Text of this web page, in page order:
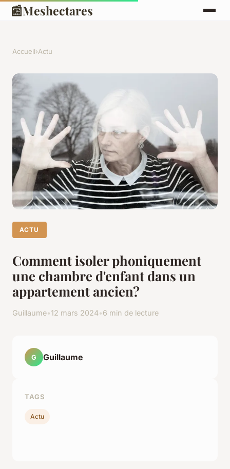
📰Meshectares
Accueil›Actu
ACTU
Comment isoler phoniquement
une chambre d'enfant dans un
appartement ancien?
Guillaume•12 mars 2024•6 min de lecture
G Guillaume
TAGS
Actu